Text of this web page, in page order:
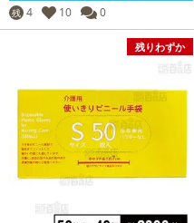
残 4 10 0
残りわずか